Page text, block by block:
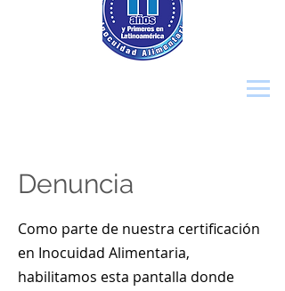
Denuncia
Como parte de nuestra certificación
en Inocuidad Alimentaria,
habilitamos esta pantalla donde